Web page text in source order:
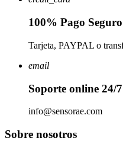
100% Pago Seguro
Tarjeta, PAYPAL o
email
Soporte online 24/7
info@sensorae.com
Sobre nosotros